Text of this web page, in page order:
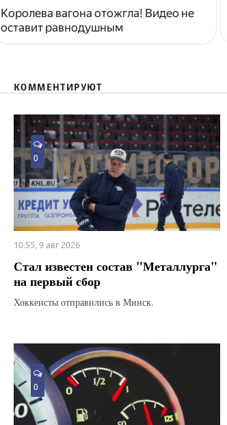
Королева вагона отожгла! Видео не
оставит равнодушным
КОММЕНТИРУЮТ
0
10:55, 9 авг 2026
Стал известен состав "Металлурга"
на первый сбор
Хоккеисты отправились в Минск.
0